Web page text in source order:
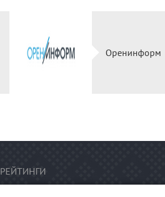
Оренинформ
РЕЙТИНГИ